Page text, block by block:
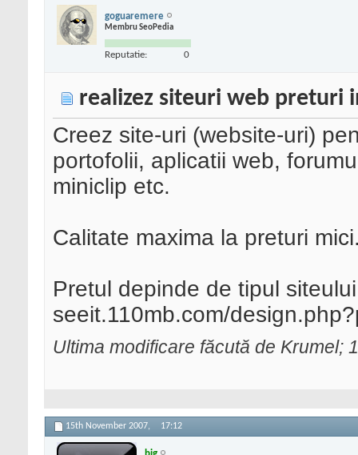
goguaremere
Membru SeoPedia
Reputatie: 0
realizez siteuri web preturi
Creez site-uri (website-uri)
portofolii, aplicatii web,
miniclip etc.
Calitate maxima la preturi
Pretul depinde de tipul
seeit.110mb.com/
Ultima modificare făcută de Krumel;
15th November 2007, 17:12